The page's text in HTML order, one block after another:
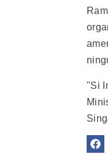
"Si